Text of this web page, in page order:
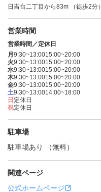
日吉台二丁目から83m （徒歩2分）
営業時間
営業時間／定休日
月 9:30~13:0015:00~20:00
火9:30~13:0015:00~20:00
水9:30~13:0015:00~20:00
木9:30~13:0015:00~20:00
金9:30~13:0015:00~20:00
土9:30~13:0014:00~18:00
日 定休日
祝定休日
駐車場
駐車場あり （無料）
関連ページ
公式ホームページ